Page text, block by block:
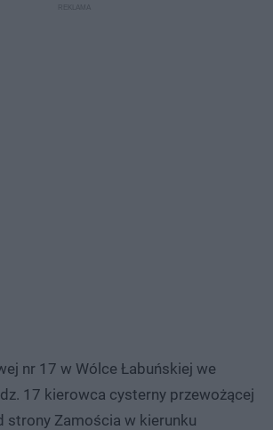
nr 17 w Wólce Łabuńskiej we
17 kierowca cysterny przewożącej
strony Zamościa w kierunku